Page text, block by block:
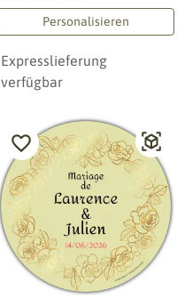
Personalisieren
Expresslieferung
verfügbar